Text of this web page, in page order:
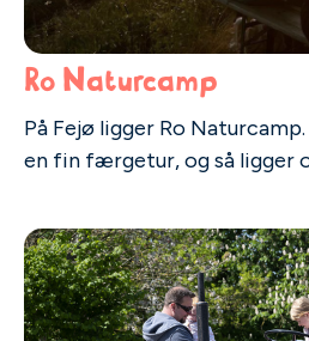
Ro Naturcamp
På Fejø ligger Ro
en fin færgetur, og så ligger